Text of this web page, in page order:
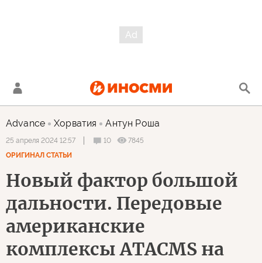
Advance Хорватия Антун Роша
25 апреля 2024 12:57 10
7845
ОРИГИНАЛ СТАТЬИ
Новый фактор большой
дальности. Передовые
американские
комплексы ATACMS на